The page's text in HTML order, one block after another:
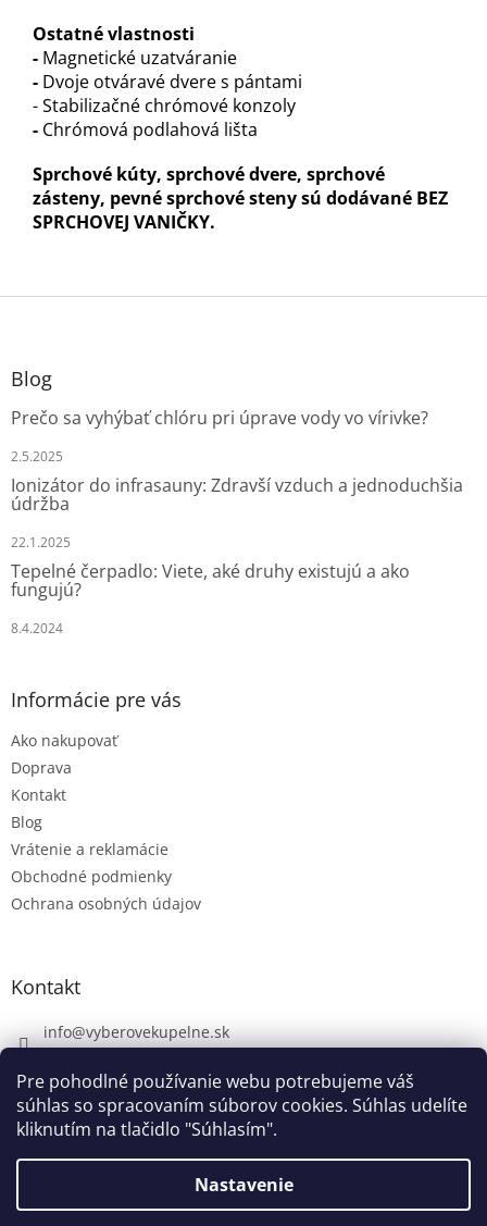
Pre pohodlné používanie webu potrebujeme váš
súhlas so spracovaním súborov cookies. Súhlas udelíte
kliknutím na tlačidlo "Súhlasím".
Nastavenie
Ostatné vlastnosti
- Magnetické uzatváranie
- Dvoje otváravé dvere s pántami
- Stabilizačné chrómové konzoly
- Chrómová podlahová lišta
Sprchové kúty, sprchové dvere, sprchové
zásteny, pevné sprchové steny sú dodávané BEZ
SPRCHOVEJ VANIČKY.
Z
Blog
Prečo sa vyhýbať chlóru pri úprave vody vo vírivke?
2.5.2025
Ionizátor do infrasauny: Zdravší vzduch a jednoduchšia
údržba
22.1.2025
Tepelné čerpadlo: Viete, aké druhy existujú a ako
fungujú?
8.4.2024
Informácie pre vás
Ako nakupovať
Doprava
Kontakt
Blog
Vrátenie a reklamácie
Obchodné podmienky
Ochrana osobných údajov
Kontakt
info@vyberovekupelne.sk
https://www.facebook.com/vyberovekoupelny/
Vytvoril Shoptet